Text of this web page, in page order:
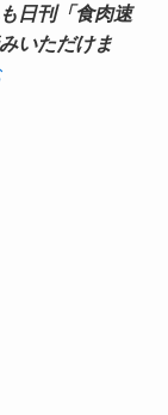
日刊「食肉速
いただけま